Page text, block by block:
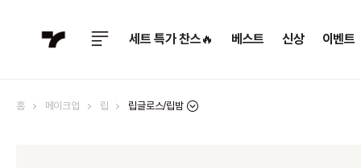
세트 특가 찬스🔥 베스트 신상 이벤트
홈 메이크업 립 립글로스/립밤